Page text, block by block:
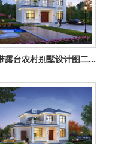
2款带露台农村别墅设计图二层精选，造价超值性价比